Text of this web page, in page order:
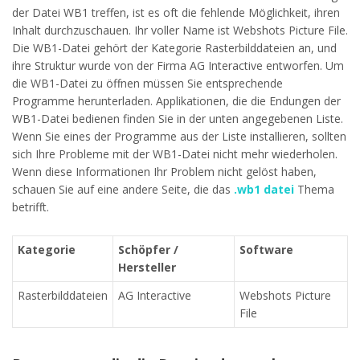
der Datei WB1 treffen, ist es oft die fehlende Möglichkeit, ihren
Inhalt durchzuschauen. Ihr voller Name ist Webshots Picture File.
Die WB1-Datei gehört der Kategorie Rasterbilddateien an, und
ihre Struktur wurde von der Firma AG Interactive entworfen. Um
die WB1-Datei zu öffnen müssen Sie entsprechende
Programme herunterladen. Applikationen, die die Endungen der
WB1-Datei bedienen finden Sie in der unten angegebenen Liste.
Wenn Sie eines der Programme aus der Liste installieren, sollten
sich Ihre Probleme mit der WB1-Datei nicht mehr wiederholen.
Wenn diese Informationen Ihr Problem nicht gelöst haben,
schauen Sie auf eine andere Seite, die das .wb1 datei Thema
betrifft.
Kategorie
Schöpfer /
Hersteller
Software
Rasterbilddateien AG Interactive
Webshots Picture
File